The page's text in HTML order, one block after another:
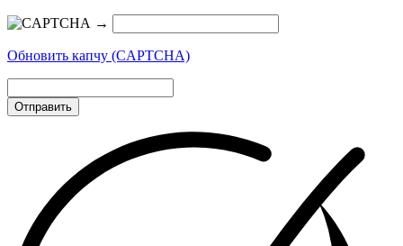
→
Обновить капчу (CAPTCHA)
Отправить